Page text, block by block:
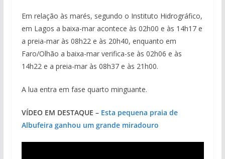
Em relação às marés, segundo o Instituto Hidrográfico,
em Lagos a baixa-mar acontece às 02h00 e às 14h17 e
a preia-mar às 08h22 e às 20h40, enquanto em
Faro/Olhão a baixa-mar verifica-se às 02h06 e às
14h22 e a preia-mar às 08h37 e às 21h00.
A lua entra em fase quarto minguante.
VÍDEO EM DESTAQUE – Esta pequena praia de
Albufeira ganhou um grande miradouro